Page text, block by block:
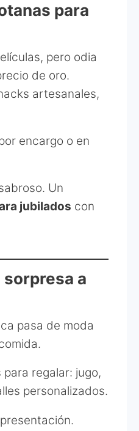
para
pero odia
de oro.
artesanales,
encargo o en
Un
jubilados con
sorpresa a
pasa de moda
regalar: jugo,
personalizados.